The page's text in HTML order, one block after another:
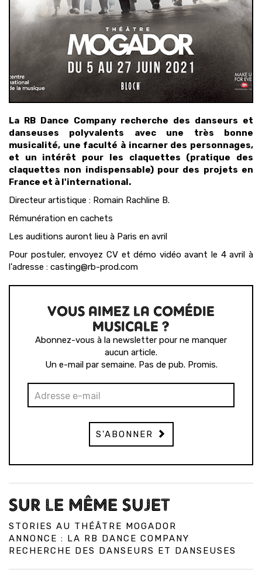
La RB Dance Company recherche des danseurs et
danseuses polyvalents avec une très bonne
musicalité, une faculté à incarner des personnages,
et un intérêt pour les claquettes (pratique des
claquettes non indispensable) pour des projets en
France et à l'international.
Directeur artistique : Romain Rachline B.
Rémunération en cachets
Les auditions auront lieu à Paris en avril
Pour postuler, envoyez CV et démo vidéo avant le 4 avril à
l'adresse : casting@rb-prod.com
VOUS AIMEZ LA COMÉDIE
MUSICALE ?
Abonnez-vous à la newsletter pour ne manquer
aucun article.
Un e-mail par semaine. Pas de pub. Promis.
S'ABONNER
SUR LE MÊME SUJET
STORIES AU THÉÂTRE MOGADOR
ANNONCE : LA RB DANCE COMPANY
RECHERCHE DES DANSEURS ET DANSEUSES